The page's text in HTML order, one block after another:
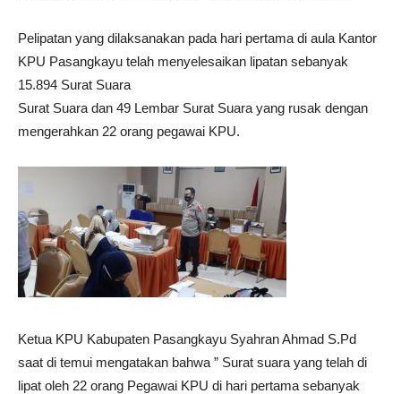
Pelipatan yang dilaksanakan pada hari pertama di aula Kantor
KPU Pasangkayu telah menyelesaikan lipatan sebanyak
15.894 Surat Suara
Surat Suara dan 49 Lembar Surat Suara yang rusak dengan
mengerahkan 22 orang pegawai KPU.
Ketua KPU Kabupaten Pasangkayu Syahran Ahmad S.Pd
saat di temui mengatakan bahwa ” Surat suara yang telah di
lipat oleh 22 orang Pegawai KPU di hari pertama sebanyak